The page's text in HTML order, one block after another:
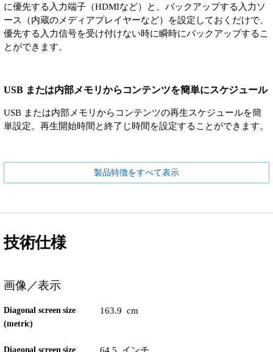
に優先する入力端子（HDMIなど）と、バックアップする入力ソ
ース（内蔵のメディアプレイヤーなど）を設定しておくだけで、
優先する入力信号を受け付けない時に瞬時にバックアップするこ
とができます。
USB または内部メモリからコンテンツを簡単にスケジュール
USB または内部メモリからコンテンツの再生スケジュールを簡
単設定。再生開始時間と終了じ時間を設定することができます。
製品特徴をすべて表示
技術仕様
画像／表示
Diagonal screen size
(metric)
163.9 cm
Diagonal screen size 64.5 インチ